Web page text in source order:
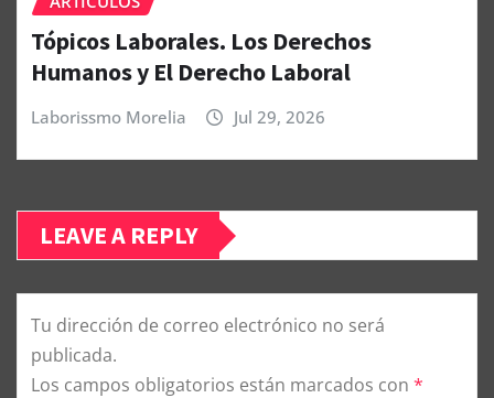
Tópicos Laborales. Los Derechos
Humanos y El Derecho Laboral
Laborissmo Morelia Jul 29, 2026
LEAVE A REPLY
Tu dirección de correo electrónico no será
publicada.
Los campos obligatorios están marcados con *